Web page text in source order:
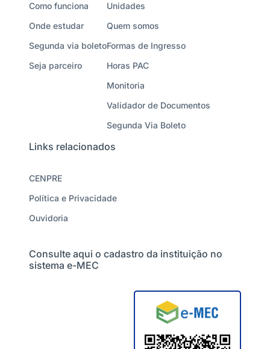
Como funciona
Onde estudar
Segunda via boleto
Seja parceiro
Unidades
Quem somos
Formas de Ingresso
Horas PAC
Monitoria
Validador de Documentos
Segunda Via Boleto
Links relacionados
CENPRE
Política e Privacidade
Ouvidoria
Consulte aqui o cadastro da instituição no
sistema e-MEC